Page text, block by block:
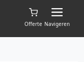
Offerte Navigeren